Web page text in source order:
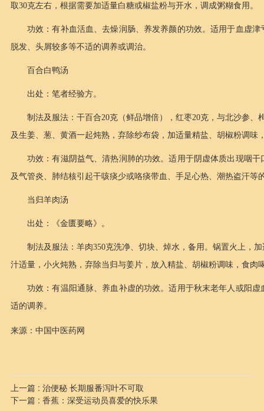
取30克左右，根据需要加适量白糖或椒盐粉与开水，调成粥糊食用。
功效：有补血活血、去燥润肠、养发养颜的功效。适用于血虚
脱发、头屑较多等不适的调养或调治。
百合白鸭汤
出处：笔者经验方。
制法及服法：干百合20克（鲜品增倍），红枣20克，与北沙参
及生姜、葱、黄酒一起炖熟，弃除纱布袋，加适量精盐、胡椒粉调味
功效：有滋阴益气、清热润肺的功效。适用于阴虚体质出现咽
及气管炎、肺结核引起干咳痰少或咯痰带血、手足心热、潮热盗汗等
当归羊肉汤
出处：《金匮要略》。
制法及服法：羊肉350克洗净、切块、焯水，备用。锅置火上，
汁适量，小火炖熟，弃除当归与姜片，放入精盐、胡椒粉调味，食肉
功效：有温阳通脉、养血补虚的功效。适用于秋末老年人或阳
适的调养。
来源：中国中医药网
上一篇 : 治便秘 长期服番泻叶不可取
下一篇 : 香蕉：深受运动员喜爱的快乐果